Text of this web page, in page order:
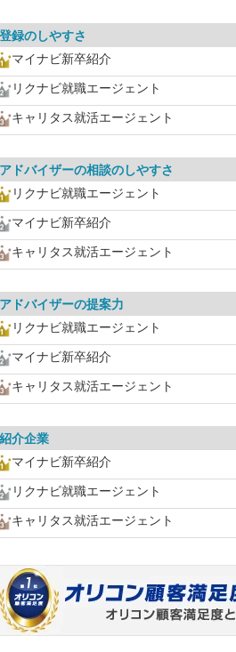
登録のしやすさ
マイナビ新卒紹介
リクナビ就職エージェント
キャリタス就活エージェント
アドバイザーの相談のしやすさ
リクナビ就職エージェント
マイナビ新卒紹介
キャリタス就活エージェント
アドバイザーの提案力
リクナビ就職エージェント
マイナビ新卒紹介
キャリタス就活エージェント
紹介企業
マイナビ新卒紹介
リクナビ就職エージェント
キャリタス就活エージェント